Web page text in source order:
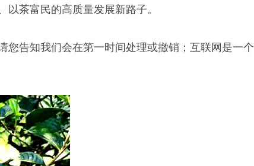
茶富民的高质量发展新路子。
您告知我们会在第一时间处理或撤销；互联网是一个